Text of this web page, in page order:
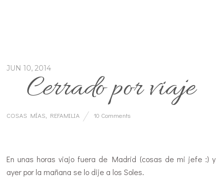
JUN 10, 2014
Cerrado por viaje
COSAS MÍAS REFAMILIA 10 Comments
En unas horas viajo fuera de Madrid (cosas de mi jefe :) y
ayer por la mañana se lo dije a los Soles.